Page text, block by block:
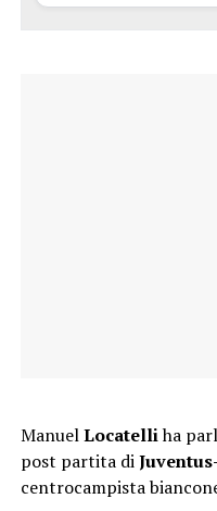
ManuelLocatelliha
post partita di
centrocampista